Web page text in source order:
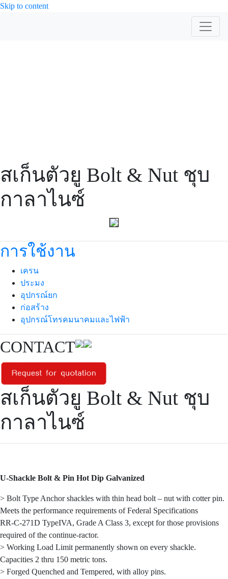
Skip to content
สเก็นตัวยู Bolt & Nut ชุบ
กาลาไนซ์
การใช้งาน
เครน
ประมง
อุปกรณ์ยก
ก่อสร้าง
อุปกรณ์โทรคมนาคมและไฟฟ้า
CONTACT
สเก็นตัวยู Bolt & Nut ชุบ
กาลาไนซ์
U-Shackle Bolt & Pin Hot Dip Galvanized
> Bolt Type Anchor shackles with thin head bolt – nut with cotter pin.
Meets the performance requirements of Federal Specifications
RR-C-271D TypeIVA, Grade A Class 3, except for those provisions
required of the continue-ractor.
> Working Load Limit permanently shown on every shackle.
Capacities 2 thru 150 metric tons.
> Forged Quenched and Tempered, with alloy pins.